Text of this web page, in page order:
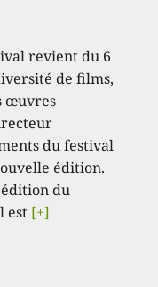
revient du 6
de films,
œuvres
du festival
édition.
du
est [+]